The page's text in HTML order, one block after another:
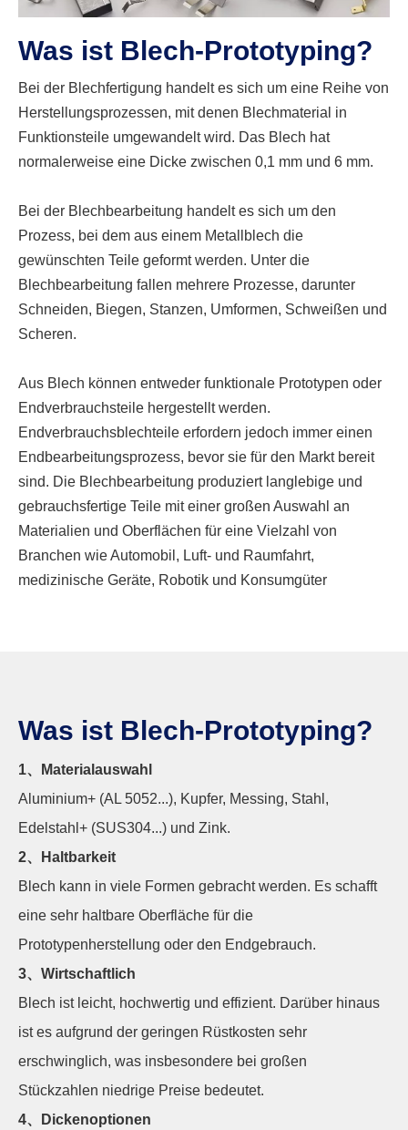
Was ist Blech-Prototyping?
Bei der Blechfertigung handelt es sich um eine Reihe von
Herstellungsprozessen, mit denen Blechmaterial in
Funktionsteile umgewandelt wird. Das Blech hat
normalerweise eine Dicke zwischen 0,1 mm und 6 mm.
Bei der Blechbearbeitung handelt es sich um den
Prozess, bei dem aus einem Metallblech die
gewünschten Teile geformt werden. Unter die
Blechbearbeitung fallen mehrere Prozesse, darunter
Schneiden, Biegen, Stanzen, Umformen, Schweißen und
Scheren.
Aus Blech können entweder funktionale Prototypen oder
Endverbrauchsteile hergestellt werden.
Endverbrauchsblechteile erfordern jedoch immer einen
Endbearbeitungsprozess, bevor sie für den Markt bereit
sind. Die Blechbearbeitung produziert langlebige und
gebrauchsfertige Teile mit einer großen Auswahl an
Materialien und Oberflächen für eine Vielzahl von
Branchen wie Automobil, Luft- und Raumfahrt,
medizinische Geräte, Robotik und Konsumgüter
Was ist Blech-Prototyping?
1、Materialauswahl
Aluminium+ (AL 5052...), Kupfer, Messing, Stahl,
Edelstahl+ (SUS304...) und Zink.
2、Haltbarkeit
Blech kann in viele Formen gebracht werden. Es schafft
eine sehr haltbare Oberfläche für die
Prototypenherstellung oder den Endgebrauch.
3、Wirtschaftlich
Blech ist leicht, hochwertig und effizient. Darüber hinaus
ist es aufgrund der geringen Rüstkosten sehr
erschwinglich, was insbesondere bei großen
Stückzahlen niedrige Preise bedeutet.
4、Dickenoptionen